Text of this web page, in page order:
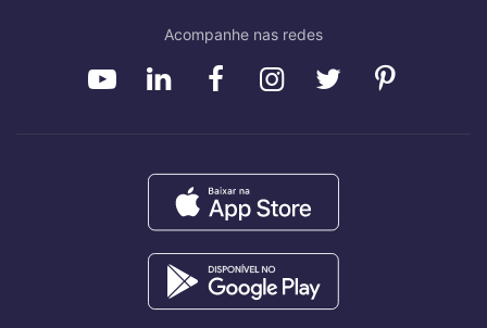
Acompanhe nas redes